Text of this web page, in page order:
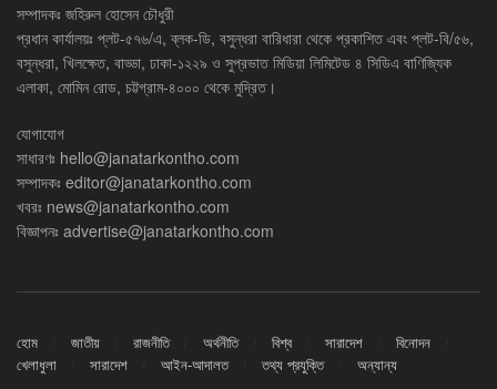
সম্পাদকঃ জহিরুল হোসেন চৌধুরী
প্রধান কার্যালয়ঃ প্লট-৫৭৬/এ, ব্লক-ডি, বসুন্ধরা বারিধারা থেকে প্রকাশিত এবং প্লট-বি/৫৬,
বসুন্ধরা, খিলক্ষেত, বাড্ডা, ঢাকা-১২২৯ ও সুপ্রভাত মিডিয়া লিমিটেড ৪ সিডিএ বাণিজ্যিক
এলাকা, মোমিন রোড, চট্টগ্রাম-৪০০০ থেকে মুদ্রিত।
যোগাযোগ
সাধারণঃ hello@janatarkontho.com
সম্পাদকঃ editor@janatarkontho.com
খবরঃ news@janatarkontho.com
বিজ্ঞাপনঃ advertise@janatarkontho.com
হোম জাতীয় রাজনীতি অর্থনীতি বিশ্ব সারাদেশ
বিনোদন
খেলাধুলা
সারাদেশ আইন-আদালত তথ্য প্রযুক্তি অন্যান্য